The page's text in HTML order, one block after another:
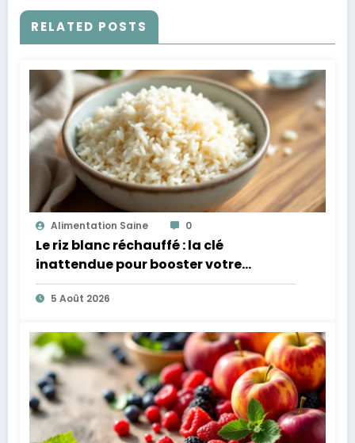
RELATED POSTS
Alimentation Saine 0
Le riz blanc réchauffé : la clé
inattendue pour booster votre
microbiote
5 Août 2026